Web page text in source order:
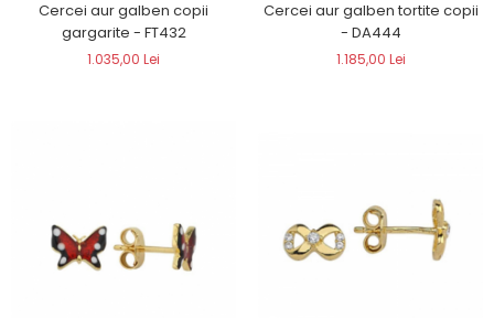
Cercei aur galben copii
gargarite - FT432
1.035,00 Lei
Cercei aur galben tortite copii
- DA444
1.185,00 Lei